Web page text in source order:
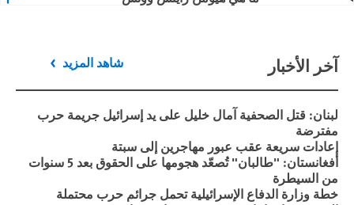
آخر الأخبار شاهد المزيد
لبنان: قتل الصحفية آمال خليل على يد إسرائيل جريمة حرب
مفترضة
إعادات سريعة عقب عبور مهاجرين إلى سبتة
أفغانستان: "طالبان" تُصعّد هجومها على الحقوق بعد 5 سنوات
من السيطرة
خطة وزارة الدفاع الإسرائيلية تحمل جرائم حرب محتملة